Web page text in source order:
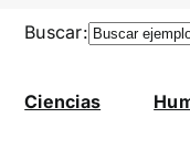
Buscar:
Ciencias